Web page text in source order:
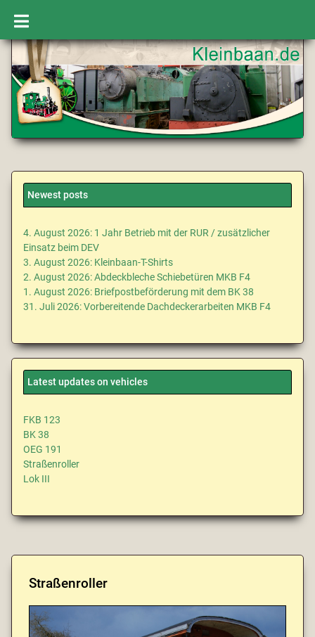
Newest posts
4. August 2026: 1 Jahr Betrieb mit der RUR / zusätzlicher
Einsatz beim DEV
3. August 2026: Kleinbaan-T-Shirts
2. August 2026: Abdeckbleche Schiebetüren MKB F4
1. August 2026: Briefpostbeförderung mit dem BK 38
31. Juli 2026: Vorbereitende Dachdeckerarbeiten MKB F4
Latest updates on vehicles
FKB 123
BK 38
OEG 191
Straßenroller
Lok III
Straßenroller